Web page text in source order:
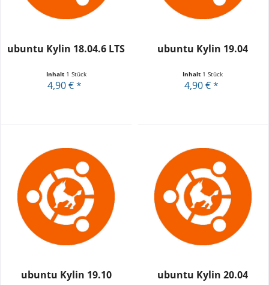
ubuntu Kylin 18.04.6 LTS
Inhalt 1 Stück
4,90 € *
ubuntu Kylin 19.04
Inhalt 1 Stück
4,90 € *
ubuntu Kylin 19.10 ubuntu Kylin 20.04